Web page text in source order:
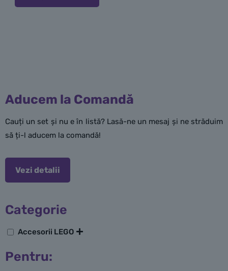
Aducem la Comandă
Cauți un set și nu e în listă? Lasă-ne un mesaj și ne străduim
să ți-l aducem la comandă!
Vezi detalii
Categorie
Accesorii LEGO
Pentru: